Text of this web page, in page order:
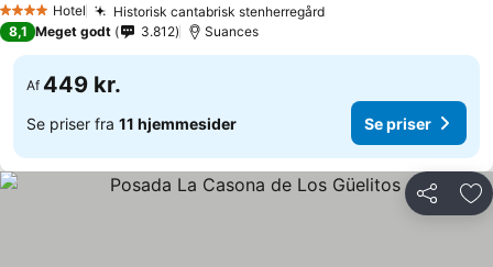
4 StjernerHotel Historisk cantabrisk stenherregårdSe priser
8,1 Meget godt 3.812 Suances
Af 449 kr.
Se priser fra 11 hjemmesider Se priser
Del